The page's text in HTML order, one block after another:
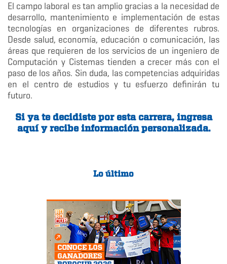
El campo laboral es tan amplio gracias a la necesidad de
desarrollo, mantenimiento e implementación de estas
tecnologías en organizaciones de diferentes rubros.
Desde salud, economía, educación o comunicación, las
áreas que requieren de los servicios de un ingeniero de
Computación y Cistemas tienden a crecer más con el
paso de los años. Sin duda, las competencias adquiridas
en el centro de estudios y tu esfuerzo definirán tu
futuro.
Si ya te decidiste por esta carrera, ingresa
aquí y recibe información personalizada.
Lo último